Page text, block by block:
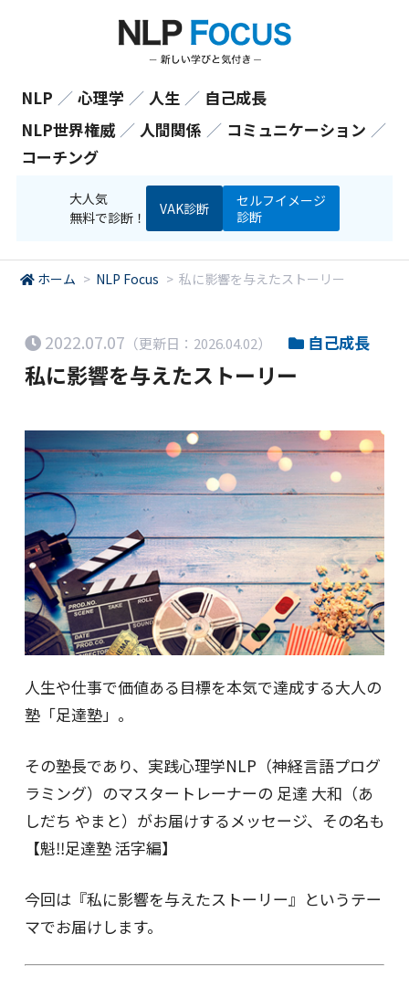
NLP ／ 心理学 ／ 人生 ／ 自己成長
NLP世界権威 ／ 人間関係 ／ コミュニケーション ／
コーチング
大人気
無料で診断！
VAK診断
セルフイメージ
診断
ホーム > NLP Focus >私に影響を与えたストーリー
2022.07.07 （更新日：2026.04.02） 自己成長
私に影響を与えたストーリー
人生や仕事で価値ある目標を本気で達成する大人の
塾「足達塾」。
その塾長であり、実践心理学NLP（神経言語プログ
ラミング）のマスタートレーナーの 足達 大和（あ
しだち やまと）がお届けするメッセージ、その名も
【魁‼足達塾 活字編】
今回は『私に影響を与えたストーリー』というテー
マでお届けします。